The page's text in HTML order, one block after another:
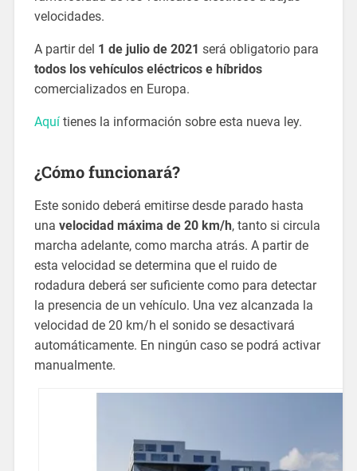
velocidades.
A partir del 1 de julio de 2021 será obligatorio para
todos los vehículos eléctricos e híbridos
comercializados en Europa.
Aquítienes la información sobre esta nueva ley.
¿Cómo funcionará?
Este sonido deberá emitirse desde parado hasta
una velocidad máxima de 20 km/h, tanto si circula
marcha adelante, como marcha atrás. A partir de
esta velocidad se determina que el ruido de
rodadura deberá ser suficiente como para detectar
la presencia de un vehículo. Una vez alcanzada la
velocidad de 20 km/h el sonido se desactivará
automáticamente. En ningún caso se podrá activar
manualmente.